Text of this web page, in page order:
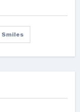
Smiles